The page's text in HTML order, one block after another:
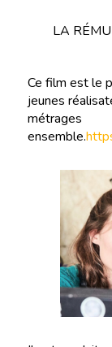
LA
Ce film est le
jeunes
métrages
ensemble.